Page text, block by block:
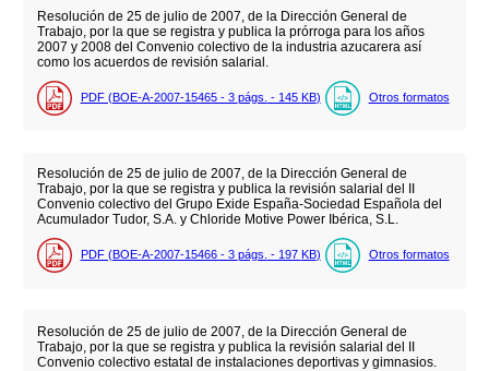
Resolución de 25 de julio de 2007, de la Dirección General de
Trabajo, por la que se registra y publica la prórroga para los años
2007 y 2008 del Convenio colectivo de la industria azucarera así
como los acuerdos de revisión salarial.
PDF (BOE-A-2007-15465 - 3 págs. - 145 KB) Otros formatos
Resolución de 25 de julio de 2007, de la Dirección General de
Trabajo, por la que se registra y publica la revisión salarial del II
Convenio colectivo del Grupo Exide España-Sociedad Española del
Acumulador Tudor, S.A. y Chloride Motive Power Ibérica, S.L.
PDF (BOE-A-2007-15466 - 3 págs. - 197 KB) Otros formatos
Resolución de 25 de julio de 2007, de la Dirección General de
Trabajo, por la que se registra y publica la revisión salarial del II
Convenio colectivo estatal de instalaciones deportivas y gimnasios.